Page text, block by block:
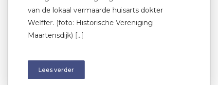
van de lokaal vermaarde huisarts dokter
Welffer. (foto: Historische Vereniging
Maartensdijk) […]
Lees verder